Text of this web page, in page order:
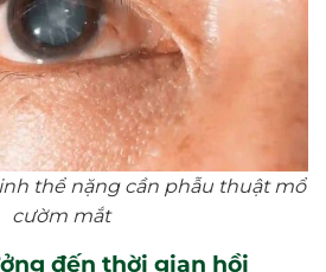
thể nặng cần phẫu thuật mổ
cườm mắt
đến thời gian hồi